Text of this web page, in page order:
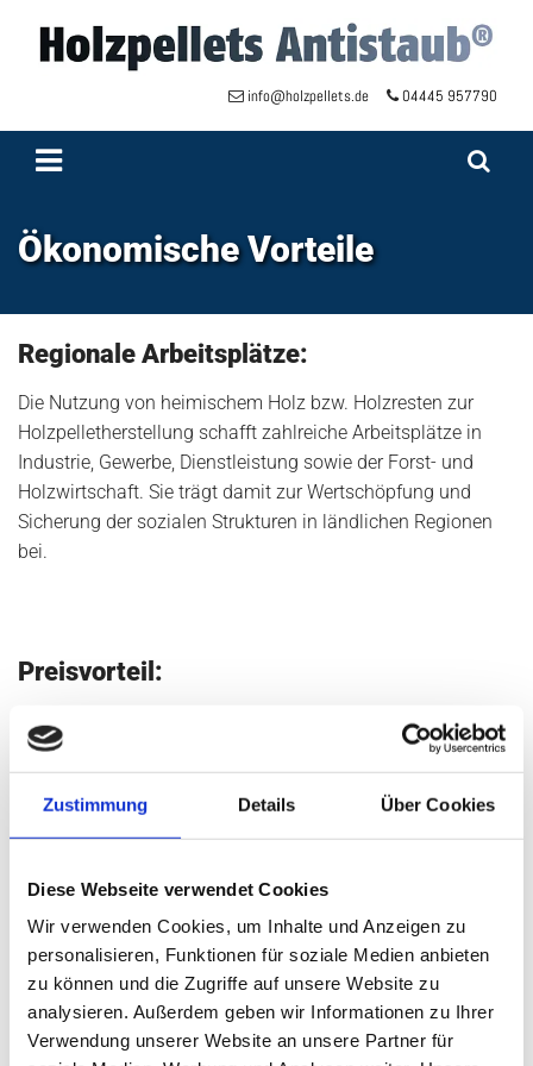
Zustimmung Details Über Cookies
Diese Webseite verwendet Cookies
Wir verwenden Cookies, um Inhalte und Anzeigen zu
personalisieren, Funktionen für soziale Medien anbieten
zu können und die Zugriffe auf unsere Website zu
analysieren. Außerdem geben wir Informationen zu Ihrer
Verwendung unserer Website an unsere Partner für
 info@holzpellets.de  04445 957790
Ökonomische Vorteile
Regionale Arbeitsplätze:
Die Nutzung von heimischem Holz bzw. Holzresten zur
Holzpelletherstellung schafft zahlreiche Arbeitsplätze in
Industrie, Gewerbe, Dienstleistung sowie der Forst- und
Holzwirtschaft. Sie trägt damit zur Wertschöpfung und
Sicherung der sozialen Strukturen in ländlichen Regionen
bei.
Preisvorteil:
Der Pelletpreis erweist sich als weitgehend unabhängig von
Gas- und Ölpreisen. In Anbetracht der knapper werdenden
Ressourcen und der sich global verändernden
Nachfragemärkte kann davon ausgegangen werden, dass
die Preise für Heizöl künftig deutlich ansteigen werden.
Brennstoffpreises eine kostengünstige Alternative zu
fossilen Brennstoffen dar. Derzeit liegt der durchschnittliche
Preis für Holzpellets heizbezogen deutlich unter den
Preisen für Öl und Gas. Der Preis von Holzpellets folgt nicht
den zum Teil erheblichen Preisschwankungen bei Gas und
Heizöl.